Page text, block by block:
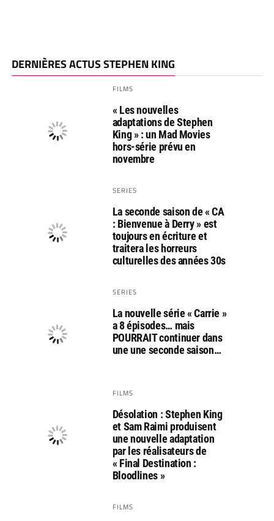
DERNIÈRES ACTUS STEPHEN KING
FILMS
« Les nouvelles
adaptations de Stephen
King » : un Mad Movies
hors-série prévu en
novembre
SERIES
La seconde saison de « CA
: Bienvenue à Derry » est
toujours en écriture et
traitera les horreurs
culturelles des années 30s
SERIES
La nouvelle série « Carrie »
a 8 épisodes… mais
POURRAIT continuer dans
une une seconde saison…
FILMS
Désolation : Stephen King
et Sam Raimi produisent
une nouvelle adaptation
par les réalisateurs de
« Final Destination :
Bloodlines »
FILMS